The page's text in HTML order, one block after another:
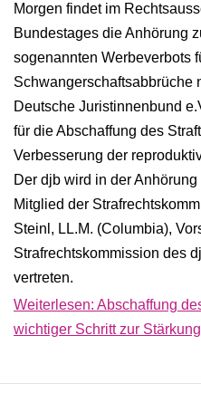
Morgen findet im
Bundestages die Anhörung
sogenannten Werbeverbots
Schwangerschaftsabbrüche
Deutsche Juristinnenbund
für die Abschaffung des
Verbesserung der
Der djb wird in der
Mitglied der
Steinl, LL.M. (Columbia),
Strafrechtskommission des
vertreten.
Weiterlesen: Abschaffung
wichtiger Schritt zur